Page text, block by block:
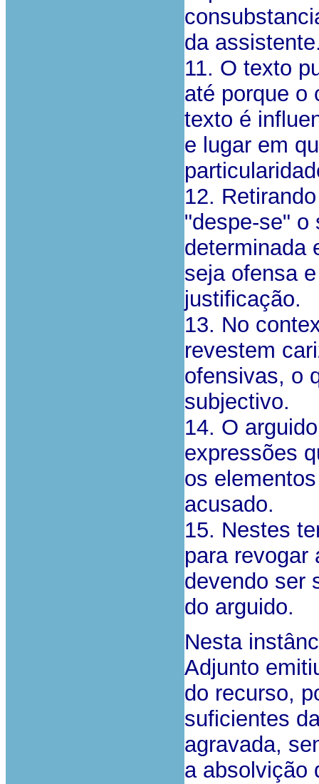
da
11. O texto
até porque o
texto é
e lugar em
12.
"despe-se" o
determinada
seja ofensa
justificação.
13. No
revestem
ofensivas, o
subjectivo.
14. O
expressões
os
acusado.
15. Nestes
para revogar
devendo ser
do arguido.
Nesta
Adjunto
do recurso,
suficientes
agravada,
a absolvição